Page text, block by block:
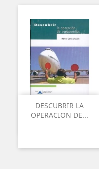
DESCUBRIR LA
OPERACION DE...